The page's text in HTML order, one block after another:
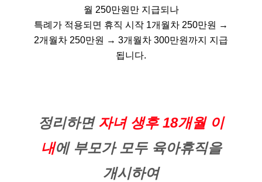
월 250만원만 지급되나
특례가 적용되면 휴직 시작 1개월차 250만원 →
2개월차 250만원 → 3개월차 300만원까지 지급
됩니다.
정리하면 자녀 생후 18개월 이
내에 부모가 모두 육아휴직을
개시하여